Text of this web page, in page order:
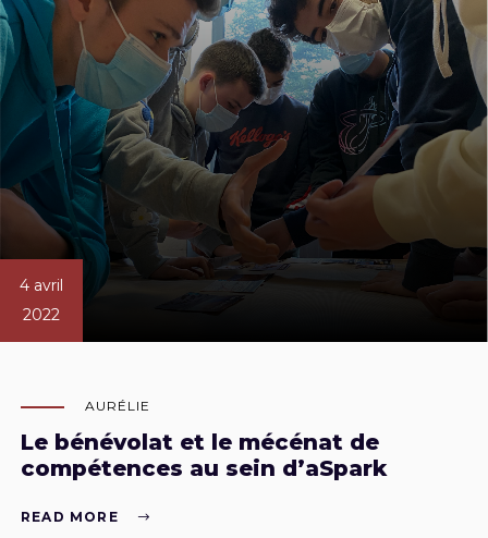
4 avril
2022
AURÉLIE
Le bénévolat et le mécénat de
compétences au sein d’aSpark
READ MORE